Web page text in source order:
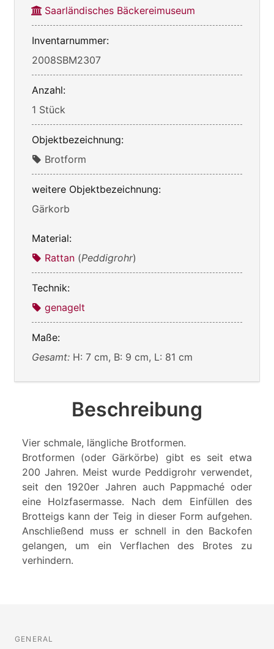
Saarländisches Bäckereimuseum
Inventarnummer:
2008SBM2307
Anzahl:
1 Stück
Objektbezeichnung:
Brotform
weitere Objektbezeichnung:
Gärkorb
Material:
Rattan (Peddigrohr)
Technik:
genagelt
Maße:
Gesamt: H: 7 cm, B: 9 cm, L: 81 cm
Beschreibung
Vier schmale, längliche Brotformen.
Brotformen (oder Gärkörbe) gibt es seit etwa
200 Jahren. Meist wurde Peddigrohr verwendet,
seit den 1920er Jahren auch Pappmaché oder
eine Holzfasermasse. Nach dem Einfüllen des
Brotteigs kann der Teig in dieser Form aufgehen.
Anschließend muss er schnell in den Backofen
gelangen, um ein Verflachen des Brotes zu
verhindern.
GENERAL